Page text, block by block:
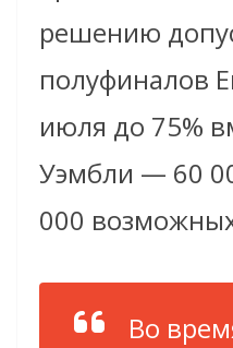
решению
полуфиналов
июля до 75%
Уэмбли — 60
000
Во